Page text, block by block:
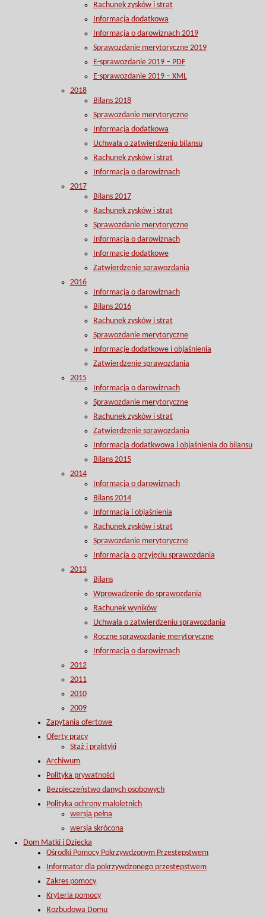
Rachunek zysków i strat
Informacja dodatkowa
Informacja o darowiznach 2019
Sprawozdanie merytoryczne 2019
E-sprawozdanie 2019 – PDF
E-sprawozdanie 2019 – XML
2018
Bilans 2018
Sprawozdanie merytoryczne
Informacja dodatkowa
Uchwała o zatwierdzeniu bilansu
Rachunek zysków i strat
Informacja o darowiznach
2017
Bilans 2017
Rachunek zysków i strat
Sprawozdanie merytoryczne
Informacja o darowiznach
Informacje dodatkowe
Zatwierdzenie sprawozdania
2016
Informacja o darowiznach
Bilans 2016
Rachunek zysków i strat
Sprawozdanie merytoryczne
Informacje dodatkowe i objaśnienia
Zatwierdzenie sprawozdania
2015
Informacja o darowiznach
Sprawozdanie merytoryczne
Rachunek zysków i strat
Zatwierdzenie sprawozdania
Informacja dodatkwowa i objaśnienia do bilansu
Bilans 2015
2014
Informacja o darowiznach
Bilans 2014
Informacja i objaśnienia
Rachunek zysków i strat
Sprawozdanie merytoryczne
Informacja o przyjęciu sprawozdania
2013
Bilans
Wprowadzenie do sprawozdania
Rachunek wyników
Uchwała o zatwierdzeniu sprawozdania
Roczne sprawozdanie merytoryczne
Informacja o darowiznach
2012
2011
2010
2009
Zapytania ofertowe
Oferty pracy
Staż i praktyki
Archiwum
Polityka prywatności
Bezpieczeństwo danych osobowych
Polityka ochrony małoletnich
wersja pełna
wersja skrócona
Dom Matki i Dziecka
Ośrodki Pomocy Pokrzywdzonym Przestępstwem
Informator dla pokrzywdzonego przestępstwem
Zakres pomocy
Kryteria pomocy
Rozbudowa Domu